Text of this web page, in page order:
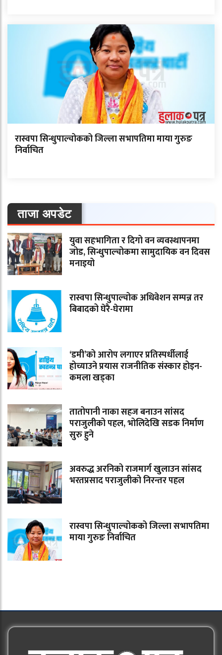
रास्वपा सिन्धुपाल्चोकको जिल्ला सभापतिमा माया गुरुङ
निर्वाचित
ताजा अपडेट
युवा सहभागिता र दिगो वन व्यवस्थापनमा
जोड, सिन्धुपाल्चोकमा सामुदायिक वन दिवस
मनाइयो
रास्वपा सिन्धुपाल्चोक अधिवेशन सम्पन्न तर
बिबादको घेरै-घेरामा
‘डमी’को आरोप लगाएर प्रतिस्पर्धीलाई
होच्याउने प्रयास राजनीतिक संस्कार होइन-
कमला खड्का
तातोपानी नाका सहज बनाउन सांसद
पराजुलीको पहल, भोलिदेखि सडक निर्माण
सुरु हुने
अवरुद्ध अरनिको राजमार्ग खुलाउन सांसद
भरतप्रसाद पराजुलीको निरन्तर पहल
रास्वपा सिन्धुपाल्चोकको जिल्ला सभापतिमा
माया गुरुङ निर्वाचित